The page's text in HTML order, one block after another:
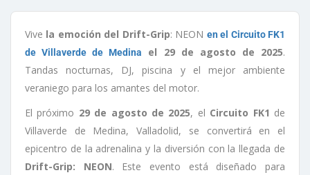
Vive la emoción del Drift-Grip: NEON en el Circuito FK1
de Villaverde de Medina
el 29 de agosto de 2025.
Tandas nocturnas, DJ, piscina y el mejor ambiente
veraniego para los amantes del motor.
El próximo 29 de agosto de 2025, el Circuito FK1 de
Villaverde de Medina, Valladolid, se convertirá en el
epicentro de la adrenalina y la diversión con la llegada de
Drift-Grip: NEON. Este evento está diseñado para